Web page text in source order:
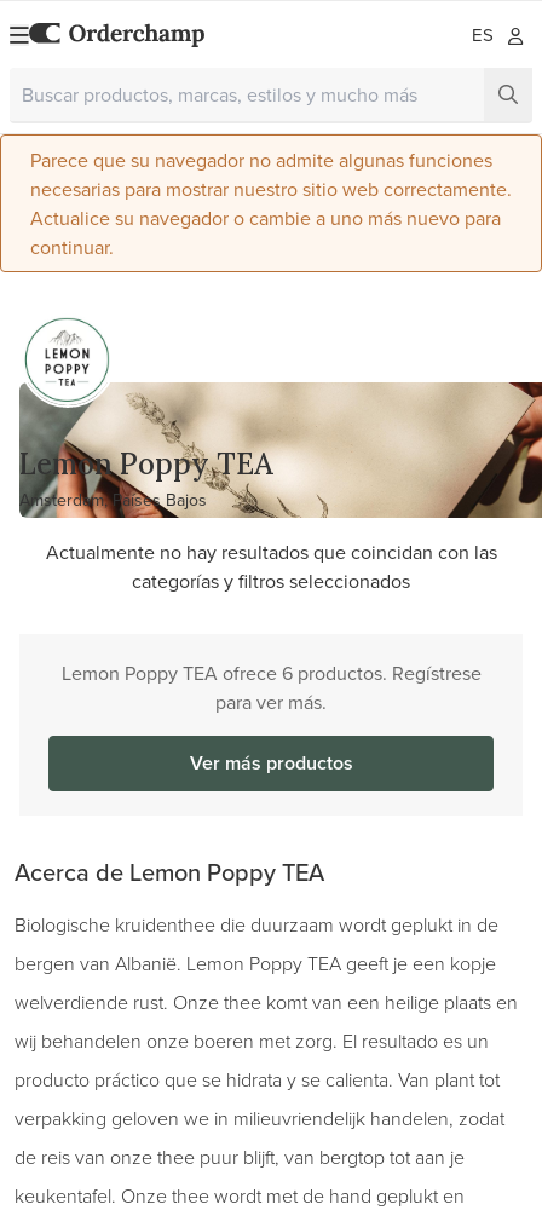
ES
Parece que su navegador no admite algunas funciones
necesarias para mostrar nuestro sitio web correctamente.
Actualice su navegador o cambie a uno más nuevo para
continuar.
Lemon Poppy TEA
Amsterdam, Países Bajos
Actualmente no hay resultados que coincidan con las
categorías y filtros seleccionados
Lemon Poppy TEA ofrece 6 productos. Regístrese
para ver más.
Ver más productos
Acerca de Lemon Poppy TEA
Biologische kruidenthee die duurzaam wordt geplukt in de
bergen van Albanië. Lemon Poppy TEA geeft je een kopje
welverdiende rust. Onze thee komt van een heilige plaats en
wij behandelen onze boeren met zorg. El resultado es un
producto práctico que se hidrata y se calienta. Van plant tot
verpakking geloven we in milieuvriendelijk handelen, zodat
de reis van onze thee puur blijft, van bergtop tot aan je
keukentafel. Onze thee wordt met de hand geplukt en